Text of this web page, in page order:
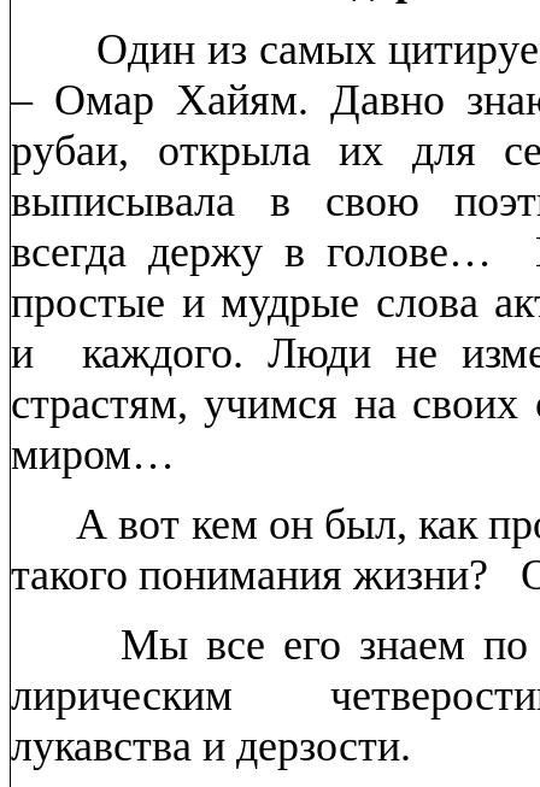
Один из самых
– Омар Хайям. Давно
рубаи, открыла их для
выписывала в свою
всегда держу в голове…
простые и мудрые слова
и каждого. Люди не
страстям, учимся на
миром…
А вот кем он был, как
такого понимания жизни?
Мы все его знаем по
лирическим
лукавства и дерзости.